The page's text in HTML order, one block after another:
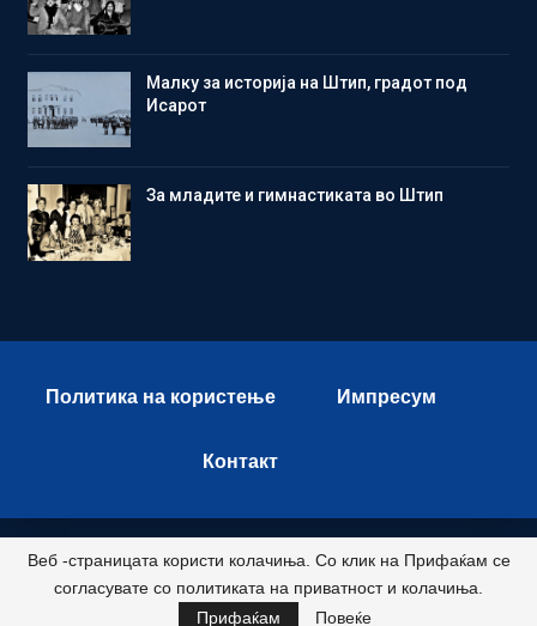
Малку за историја на Штип, градот под
Исарот
Зa младите и гимнастиката во Штип
Политика на користење Импресум
Контакт
© 2026 - Istok Press. All Rights Reserved.
Развиено и хостирано од
Веб -страницата користи колачиња. Со клик на Прифаќам се
согласувате со политиката на приватност и колачиња.
Прифаќам
Повеќе